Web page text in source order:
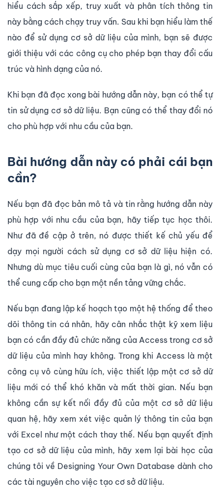
hiểu cách sắp xếp, truy xuất và phân tích thông tin
này bằng cách chạy truy vấn. Sau khi bạn hiểu làm thế
nào để sử dụng cơ sở dữ liệu của mình, bạn sẽ được
giới thiệu với các công cụ cho phép bạn thay đổi cấu
trúc và hình dạng của nó.
Khi bạn đã đọc xong bài hướng dẫn này, bạn có thể tự
tin sử dụng cơ sở dữ liệu. Bạn cũng có thể thay đổi nó
cho phù hợp với nhu cầu của bạn.
Bài hướng dẫn này có phải cái bạn
cần?
Nếu bạn đã đọc bản mô tả và tin rằng hướng dẫn này
phù hợp với nhu cầu của bạn, hãy tiếp tục học thôi.
Như đã đề cập ở trên, nó được thiết kế chủ yếu để
dạy mọi người cách sử dụng cơ sở dữ liệu hiện có.
Nhưng dù mục tiêu cuối cùng của bạn là gì, nó vẫn có
thể cung cấp cho bạn một nền tảng vững chắc.
Nếu bạn đang lập kế hoạch tạo một hệ thống để theo
dõi thông tin cá nhân, hãy cân nhắc thật kỹ xem liệu
bạn có cần đầy đủ chức năng của Access trong cơ sở
dữ liệu của mình hay không. Trong khi Access là một
công cụ vô cùng hữu ích, việc thiết lập một cơ sở dữ
liệu mới có thể khó khăn và mất thời gian. Nếu bạn
không cần sự kết nối đầy đủ của một cơ sở dữ liệu
quan hệ, hãy xem xét việc quản lý thông tin của bạn
với Excel như một cách thay thế. Nếu bạn quyết định
tạo cơ sở dữ liệu của mình, hãy xem lại bài học của
chúng tôi về Designing Your Own Database dành cho
các tài nguyên cho việc tạo cơ sở dữ liệu.